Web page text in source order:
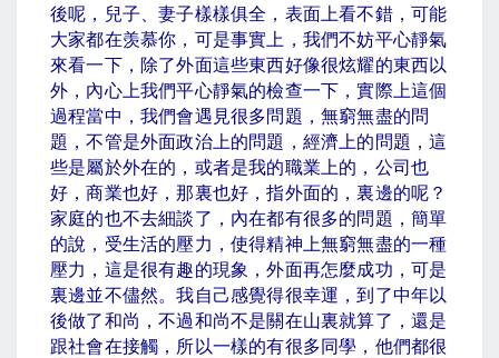
後呢，兒子、妻子樣樣俱全，表面上看不錯，可能
大家都在羡慕你，可是事實上，我們不妨平心靜氣
來看一下，除了外面這些東西好像很炫耀的東西以
外，內心上我們平心靜氣的檢查一下，實際上這個
過程當中，我們會遇見很多問題，無窮無盡的問
題，不管是外面政治上的問題，經濟上的問題，這
些是屬於外在的，或者是我的職業上的，公司也
好，商業也好，那裏也好，指外面的，裏邊的呢？
家庭的也不去細談了，內在都有很多的問題，簡單
的說，受生活的壓力，使得精神上無窮無盡的一種
壓力，這是很有趣的現象，外面再怎麼成功，可是
裏邊並不儘然。我自己感覺得很幸運，到了中年以
後做了和尚，不過和尚不是關在山裏就算了，還是
跟社會在接觸，所以一樣的有很多同學，他們都很